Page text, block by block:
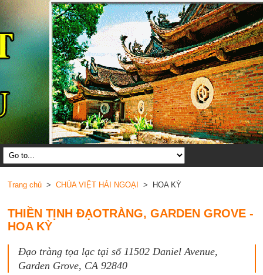
Trang chủ> CHÙA VIỆT HẢI NGOẠI > HOA KỲ
THIỀN TỊNH ĐẠOTRÀNG, GARDEN GROVE -
HOA KỲ
Đạo tràng tọa lạc tại số 11502 Daniel Avenue,
Garden Grove, CA 92840